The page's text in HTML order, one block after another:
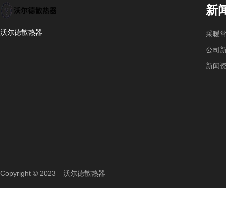
沃尔德散热器
新
采暖
公司
新闻
Copyright © 2023 沃尔德散热器